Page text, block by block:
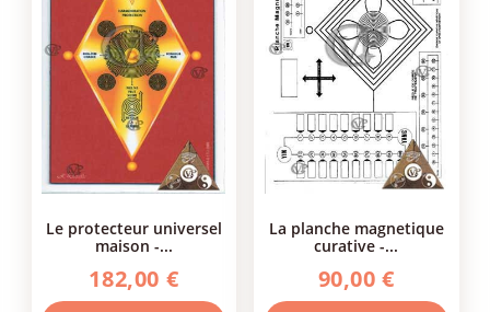
le protecteur universel
maison -...
182,00 €
la planche magnetique
curative -...
90,00 €